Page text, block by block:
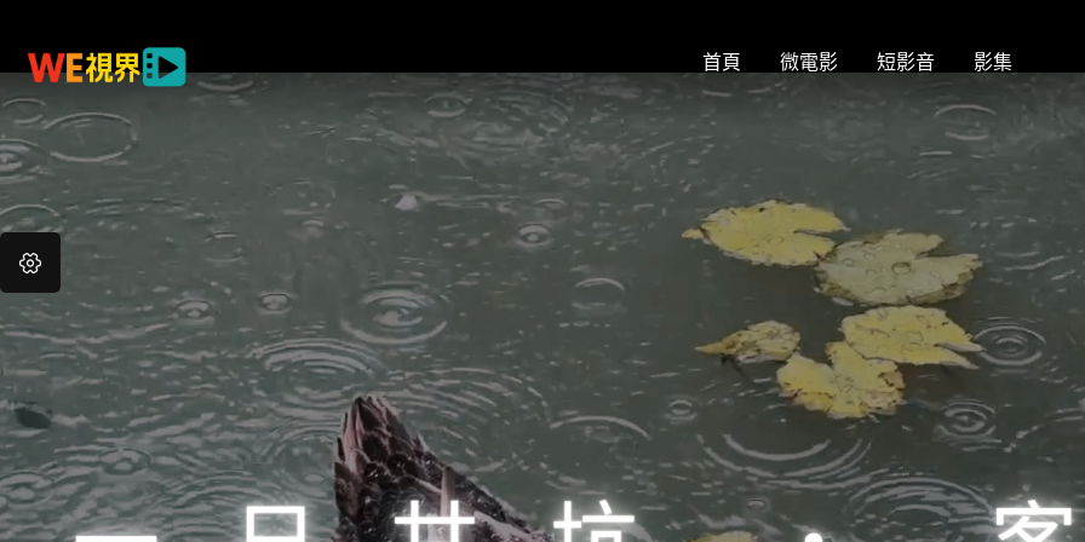
首頁 微電影 短影音 影集